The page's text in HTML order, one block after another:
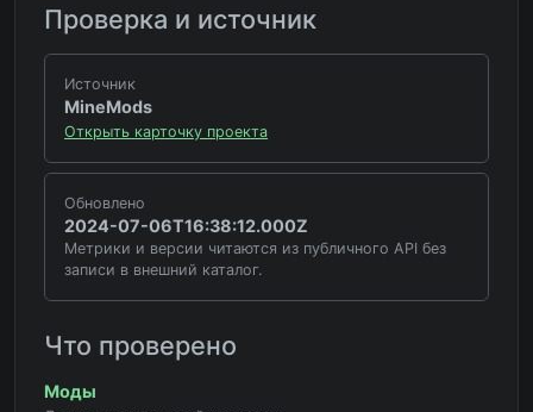
Проверка и источник
Источник
MineMods
Открыть карточку проекта
Обновлено
2024-07-06T16:38:12.000Z
Метрики и версии читаются из публичного API без
записи в внешний каталог.
Что проверено
Моды